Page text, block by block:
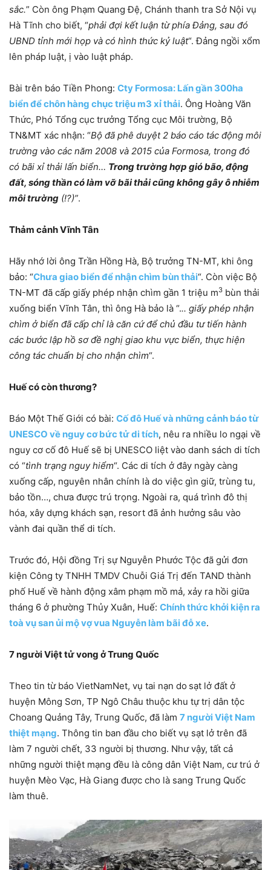
sắc.” Còn ông Phạm Quang Đệ, Chánh thanh tra Sở Nội vụ
Hà Tĩnh cho biết, “phải đợi kết luận từ phía Đảng, sau đó
UBND tỉnh mới họp và có hình thức kỷ luật“. Đảng ngồi xổm
lên pháp luật, ị vào luật pháp.
Bài trên báo Tiền Phong: Cty Formosa: Lấn gần 300ha
biển để chôn hàng chục triệu m3 xỉ thải. Ông Hoàng Văn
Thức, Phó Tổng cục trưởng Tổng cục Môi trường, Bộ
TN&MT xác nhận: “Bộ đã phê duyệt 2 báo cáo tác động môi
trường vào các năm 2008 và 2015 của Formosa, trong đó
có bãi xỉ thải lấn biển… Trong trường hợp gió bão, động
đất, sóng thần có làm vỡ bãi thải cũng không gây ô nhiễm
môi trường (!?)”.
Thảm cảnh Vĩnh Tân
Hãy nhớ lời ông Trần Hồng Hà, Bộ trưởng TN-MT, khi ông
bảo: “Chưa giao biển để nhận chìm bùn thải“. Còn việc Bộ
TN-MT đã cấp giấy phép nhận chìm gần 1 triệu m3 bùn thải
xuống biển Vĩnh Tân, thì ông Hà bảo là “... giấy phép nhận
chìm ở biển đã cấp chỉ là căn cứ để chủ đầu tư tiến hành
các bước lập hồ sơ đề nghị giao khu vực biển, thực hiện
công tác chuẩn bị cho nhận chìm“.
Huế có còn thương?
Báo Một Thế Giới có bài: Cố đô Huế và những cảnh báo từ
UNESCO về nguy cơ bức tử di tích, nêu ra nhiều lo ngại về
nguy cơ cố đô Huế sẽ bị UNESCO liệt vào danh sách di tích
có “tình trạng nguy hiểm“. Các di tích ở đây ngày càng
xuống cấp, nguyên nhân chính là do việc gìn giữ, trùng tu,
bảo tồn…, chưa được trú trọng. Ngoài ra, quá trình đô thị
hóa, xây dựng khách sạn, resort đã ảnh hưởng sâu vào
vành đai quần thể di tích.
Trước đó, Hội đồng Trị sự Nguyễn Phước Tộc đã gửi đơn
kiện Công ty TNHH TMDV Chuỗi Giá Trị đến TAND thành
phố Huế về hành động xâm phạm mồ mả, xảy ra hồi giữa
tháng 6 ở phường Thủy Xuân, Huế: Chính thức khởi kiện ra
toà vụ san ủi mộ vợ vua Nguyễn làm bãi đỗ xe.
7 người Việt tử vong ở Trung Quốc
Theo tin từ báo VietNamNet, vụ tai nạn do sạt lở đất ở
huyện Mông Sơn, TP Ngô Châu thuộc khu tự trị dân tộc
Choang Quảng Tây, Trung Quốc, đã làm 7 người Việt Nam
thiệt mạng. Thông tin ban đầu cho biết vụ sạt lở trên đã
làm 7 người chết, 33 người bị thương. Như vậy, tất cả
những người thiệt mạng đều là công dân Việt Nam, cư trú ở
huyện Mèo Vạc, Hà Giang được cho là sang Trung Quốc
làm thuê.